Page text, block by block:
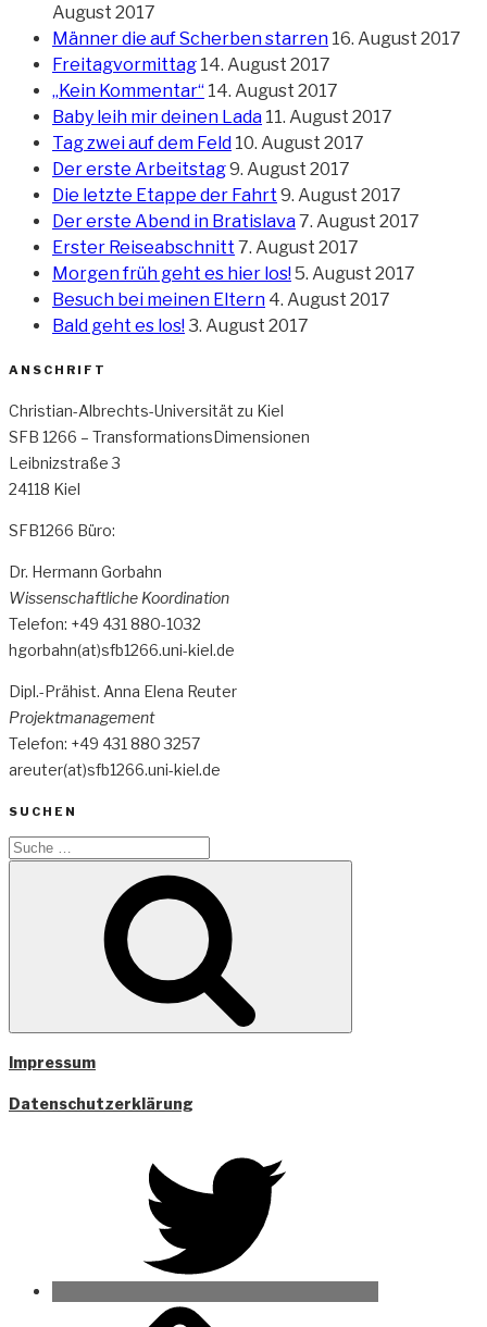
August 2017
Männer die auf Scherben starren 16. August 2017
Freitagvormittag 14. August 2017
„Kein Kommentar“ 14. August 2017
Baby leih mir deinen Lada 11. August 2017
Tag zwei auf dem Feld 10. August 2017
Der erste Arbeitstag9. August 2017
Die letzte Etappe der Fahrt 9. August 2017
Der erste Abend in Bratislava7. August 2017
Erster Reiseabschnitt 7. August 2017
Morgen früh geht es hier los!5. August 2017
Besuch bei meinen Eltern 4. August 2017
Bald geht es los!3. August 2017
ANSCHRIFT
Christian-Albrechts-Universität zu Kiel
SFB 1266 – TransformationsDimensionen
Leibnizstraße 3
24118 Kiel
SFB1266 Büro:
Dr. Hermann Gorbahn
Wissenschaftliche Koordination
Telefon: +49 431 880-1032
hgorbahn(at)sfb1266.uni-kiel.de
Dipl.-Prähist. Anna Elena Reuter
Projektmanagement
Telefon: +49 431 880 3257
areuter(at)sfb1266.uni-kiel.de
SUCHEN
Suche
Impressum
Datenschutzerklärung